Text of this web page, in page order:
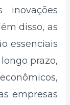
inovações
disso, as
essenciais
prazo,
empresas